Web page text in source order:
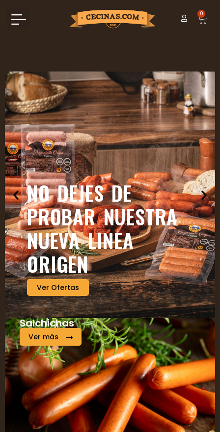
0
NO DEJES DE
PROBAR NUESTRA
NUEVA LINEA
ORIGEN
Ver Ofertas
Salchichas
Ver más